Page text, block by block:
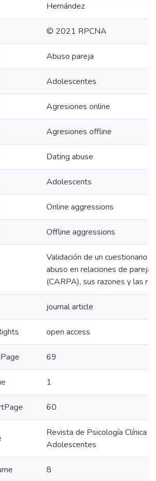
Hernández
© 2021 RPCNA
Abuso pareja
Adolescentes
Agresiones online
Agresiones offline
Dating abuse
Adolescents
Online aggressions
Offline aggressions
Validación de un cuestionario
abuso en relaciones de pareja
(CARPA), sus razones y las
journal article
open access
69
1
60
Revista de Psicología Clínica
Adolescentes
8